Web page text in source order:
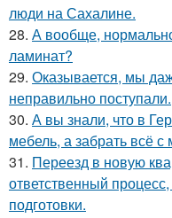
люди на Сахалине.
28. А вообще,
ламинат?
29. Оказывается, мы
неправильно поступали.
30. А вы знали, что в
мебель, а забрать всё с
31. Переезд в новую
ответственный
подготовки.